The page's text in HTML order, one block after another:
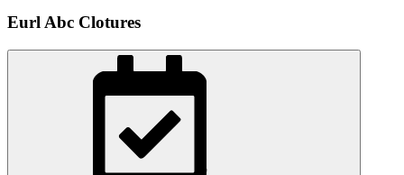
Eurl Abc Clotures